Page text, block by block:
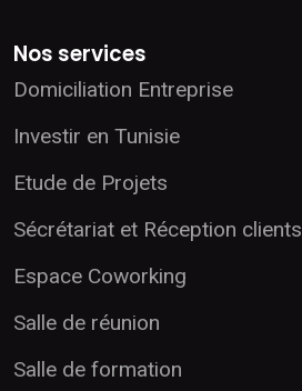
Nos services
Domiciliation Entreprise
Investir en Tunisie
Etude de Projets
Sécrétariat et Réception clients
Espace Coworking
Salle de réunion
Salle de formation